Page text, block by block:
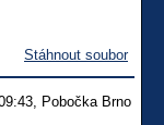
Stáhnout soubor
Pobočka Brno